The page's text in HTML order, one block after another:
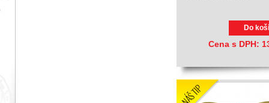
Do
Cena s DPH: